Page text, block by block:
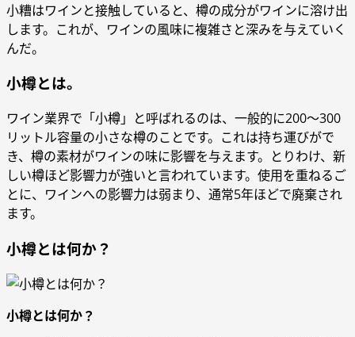
小糟はワインと接触していると、樽の成分がワインに溶け出
します。これが、ワインの風味に複雑さと深みを与えていく
んだ。
小樽とは。
ワイン業界で「小樽」と呼ばれるのは、一般的に200～300
リットル容量の小さな樽のことです。これは持ち運びがで
き、樽の素材がワインの味に影響を与えます。とりわけ、新
しい樽ほど影響力が強いと言われています。使用を重ねるご
とに、ワインへの影響力は弱まり、通常5年ほどで廃棄され
ます。
小樽とは何か？
小樽とは何か？